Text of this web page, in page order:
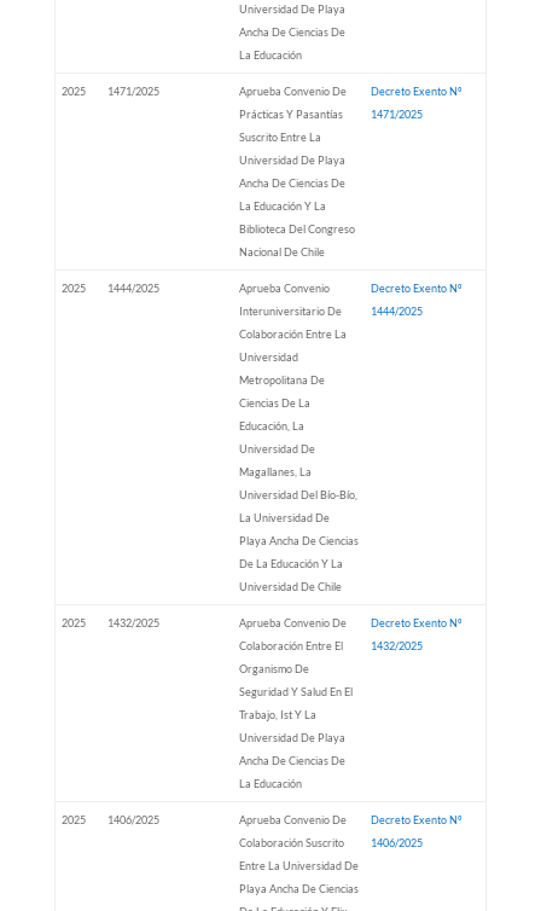
Universidad De Playa
Ancha De Ciencias De
La Educación
2025 1471/2025
Aprueba Convenio De
Prácticas Y Pasantías
Suscrito Entre La
Universidad De Playa
Ancha De Ciencias De
La Educación Y La
Biblioteca Del Congreso
Nacional De Chile
Decreto Exento Nº
1471/2025
2025 1444/2025
Aprueba Convenio
Interuniversitario De
Colaboración Entre La
Universidad
Metropolitana De
Ciencias De La
Educación, La
Universidad De
Magallanes, La
Universidad Del Bío-Bío,
La Universidad De
Playa Ancha De Ciencias
De La Educación Y La
Universidad De Chile
Decreto Exento Nº
1444/2025
2025 1432/2025
Aprueba Convenio De
Colaboración Entre El
Organismo De
Seguridad Y Salud En El
Trabajo, Ist Y La
Universidad De Playa
Ancha De Ciencias De
La Educación
Decreto Exento Nº
1432/2025
2025 1406/2025
Aprueba Convenio De
Colaboración Suscrito
Entre La Universidad De
Playa Ancha De Ciencias
Decreto Exento Nº
1406/2025